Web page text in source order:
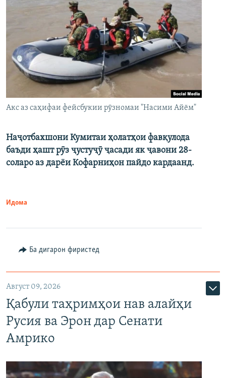
Акс аз саҳифаи фейсбукии рӯзномаи "Насими Айём"
Наҷотбахшони Кумитаи ҳолатҳои фавқулода
баъди ҳашт рӯз ҷустуҷӯ ҷасади як ҷавони 28-
соларо аз дарёи Кофарниҳон пайдо кардаанд.
Идома
Ба дигарон фиристед
Август 09, 2026
Қабули таҳримҳои нав алайҳи
Русия ва Эрон дар Сенати
Амрико